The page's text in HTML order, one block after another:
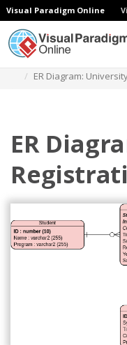
Visual Paradigm Online
ER Diagram:
ER